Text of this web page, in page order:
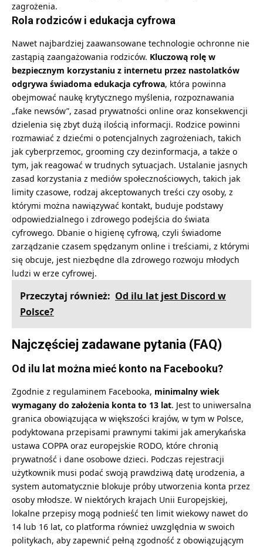
zagrożenia.
Rola rodziców i edukacja cyfrowa
Nawet najbardziej zaawansowane technologie ochronne nie
zastąpią zaangażowania rodziców. Kluczową rolę w
bezpiecznym korzystaniu z internetu przez nastolatków
odgrywa świadoma edukacja cyfrowa, która powinna
obejmować naukę krytycznego myślenia, rozpoznawania
„fake newsów”, zasad prywatności online oraz konsekwencji
dzielenia się zbyt dużą ilością informacji. Rodzice powinni
rozmawiać z dziećmi o potencjalnych zagrożeniach, takich
jak cyberprzemoc, grooming czy dezinformacja, a także o
tym, jak reagować w trudnych sytuacjach. Ustalanie jasnych
zasad korzystania z mediów społecznościowych, takich jak
limity czasowe, rodzaj akceptowanych treści czy osoby, z
którymi można nawiązywać kontakt, buduje podstawy
odpowiedzialnego i zdrowego podejścia do świata
cyfrowego. Dbanie o higienę cyfrową, czyli świadome
zarządzanie czasem spędzanym online i treściami, z którymi
się obcuje, jest niezbędne dla zdrowego rozwoju młodych
ludzi w erze cyfrowej.
Przeczytaj również: Od ilu lat jest Discord w
Polsce?
Najczęściej zadawane pytania (FAQ)
Od ilu lat można mieć konto na Facebooku?
Zgodnie z regulaminem Facebooka, minimalny wiek
wymagany do założenia konta to 13 lat. Jest to uniwersalna
granica obowiązująca w większości krajów, w tym w Polsce,
podyktowana przepisami prawnymi takimi jak amerykańska
ustawa COPPA oraz europejskie RODO, które chronią
prywatność i dane osobowe dzieci. Podczas rejestracji
użytkownik musi podać swoją prawdziwą datę urodzenia, a
system automatycznie blokuje próby utworzenia konta przez
osoby młodsze. W niektórych krajach Unii Europejskiej,
lokalne przepisy mogą podnieść ten limit wiekowy nawet do
14 lub 16 lat, co platforma również uwzględnia w swoich
politykach, aby zapewnić pełną zgodność z obowiązującym